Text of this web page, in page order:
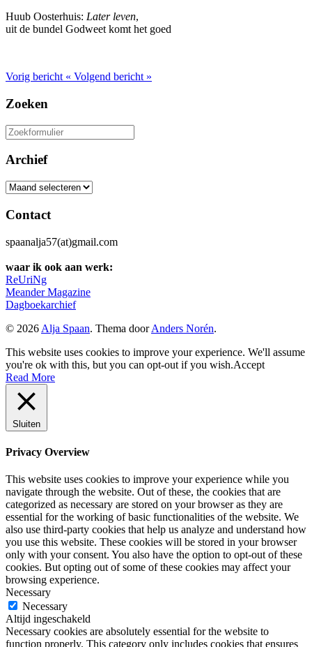
Huub Oosterhuis: Later leven,
uit de bundel Godweet komt het goed
Vorig bericht « Volgend bericht »
Zoeken
Zoeken
naar:
Archief
Archief
Contact
spaanalja57(at)gmail.com
waar ik ook aan werk:
ReUriNg
Meander Magazine
Dagboekarchief
© 2026 Alja Spaan. Thema doorAnders Norén.
This website uses cookies to improve your experience. We'll assume
you're ok with this, but you can opt-out if you wish.Accept
Read More
Sluiten
Privacy Overview
This website uses cookies to improve your experience while you
navigate through the website. Out of these, the cookies that are
categorized as necessary are stored on your browser as they are
essential for the working of basic functionalities of the website. We
also use third-party cookies that help us analyze and understand how
you use this website. These cookies will be stored in your browser
only with your consent. You also have the option to opt-out of these
cookies. But opting out of some of these cookies may affect your
browsing experience.
Necessary
Necessary
Altijd ingeschakeld
Necessary cookies are absolutely essential for the website to
function properly. This category only includes cookies that ensures